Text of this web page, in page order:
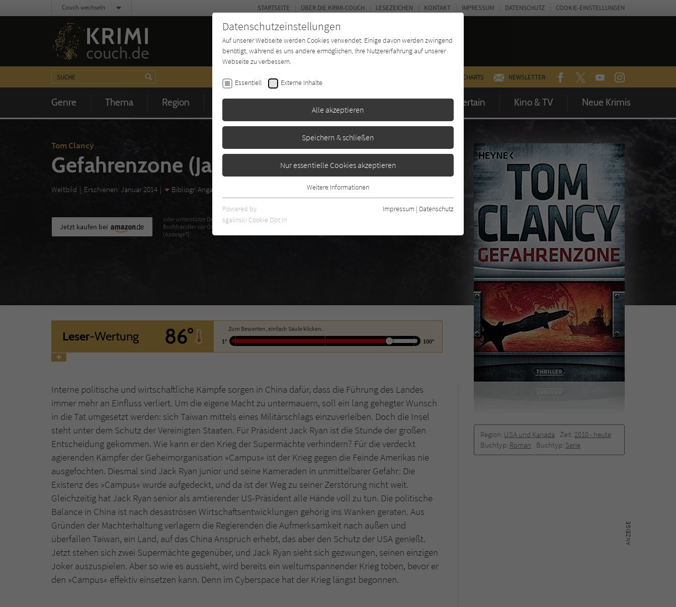
CHARTS NEWSLETTER FACEBOOKTWITTERYOUTUBEINSTAGRAM
Genre Thema Region Zeit Buchtyp Autor*in Magazin Entertain Kino & TV Neue Krimis
STARTSEITE ÜBER DIE KRIMI-COUCH LESEZEICHEN KONTAKT IMPRESSUM DATENSCHUTZ COOKIE-EINSTELLUNGEN
Couch wechseln
Tom Clancy
Gefahrenzone (Jack Ryan 15)
Weltbild Erschienen: Januar 2014 Bibliogr. Angaben
Region: USA und Kanada Zeit: 2010 -­ heute
Buchtyp: Roman Buchtyp: Serie
Jetzt kaufen bei
oder unterstütze Deinen
Buchhändler vor Ort
(Anzeige*)
Leser-Wertung 86°
Zum Bewerten, einfach Säule klicken.
1°
100°
Interne politische und wirtschaftliche Kämpfe sorgen in China dafür, dass die Führung des Landes
immer mehr an Einfluss verliert. Um die eigene Macht zu untermauern, soll ein lang gehegter Wunsch
in die Tat umgesetzt werden: sich Taiwan mittels eines Militärschlags einzuverleiben. Doch die Insel
steht unter dem Schutz der Vereinigten Staaten. Für Präsident Jack Ryan ist die Stunde der großen
Entscheidung gekommen. Wie kann er den Krieg der Supermächte verhindern? Für die verdeckt
agierenden Kämpfer der Geheimorganisation »Campus« ist der Krieg gegen die Feinde Amerikas nie
ausgefochten. Diesmal sind Jack Ryan junior und seine Kameraden in unmittelbarer Gefahr: Die
Existenz des »Campus« wurde aufgedeckt, und da ist der Weg zu seiner Zerstörung nicht weit.
Gleichzeitig hat Jack Ryan senior als amtierender US-Präsident alle Hände voll zu tun. Die politische
Balance in China ist nach desaströsen Wirtschaftsentwicklungen gehörig ins Wanken geraten. Aus
Gründen der Machterhaltung verlagern die Regierenden die Aufmerksamkeit nach außen und
überfallen Taiwan, ein Land, auf das China Anspruch erhebt, das aber den Schutz der USA genießt.
Jetzt stehen sich zwei Supermächte gegenüber, und Jack Ryan sieht sich gezwungen, seinen einzigen
Joker auszuspielen. Aber so wie es aussieht, wird bereits ein weltumspannender Krieg toben, bevor er
den »Campus« effektiv einsetzen kann. Denn im Cyberspace hat der Krieg längst begonnen.
Datenschutzeinstellungen
Auf unserer Webseite werden Cookies verwendet. Einige davon werden zwingend
benötigt, während es uns andere ermöglichen, Ihre Nutzererfahrung auf unserer
Webseite zu verbessern.
Essentiell Externe Inhalte
Alle akzeptieren
Speichern & schließen
Nur essentielle Cookies akzeptieren
Essentielle Cookies werden für grundlegende Funktionen der Webseite
benötigt. Dadurch ist gewährleistet, dass die Webseite einwandfrei
funktioniert.
Zweck
Verwendung von Cookies auf dieser Website zu
speichern.
Anbieter Literatur-Couch Medien GmbH & Co. KG
Laufzeit 1 Jahr
Zweck Cookie für die Bewertung einzelner Buchtitel
Name tx_pwcomments_ahash
Anbieter Literatur-Couch Medien GmbH & Co. KG
Laufzeit 1 Jahr
Zweck Cookie für Kommentare einzelner Buchtitel
Name fe_typo_user
hl=de).
Weitere Informationen
Powered by
sgalinski Cookie Opt In
Impressum | Datenschutz